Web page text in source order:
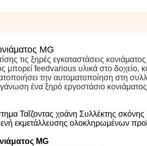
MG
τις ξηρές εγκαταστάσεις
μπορεί feedvarious υλικά στο δοχείο,
την αυτοματοποίηση στη
ένα ξηρό εργοστάσιο κονιάματος
Ταΐζοντας χοάνη Συλλέκτης
εκμετάλλευσης ολοκληρωμένων
MG